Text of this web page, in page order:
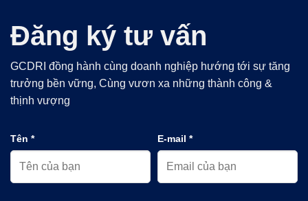
Đăng ký tư vấn
GCDRI đồng hành cùng doanh nghiệp hướng tới sự tăng
trưởng bền vững, Cùng vươn xa những thành công &
thịnh vượng
Tên * E-mail *